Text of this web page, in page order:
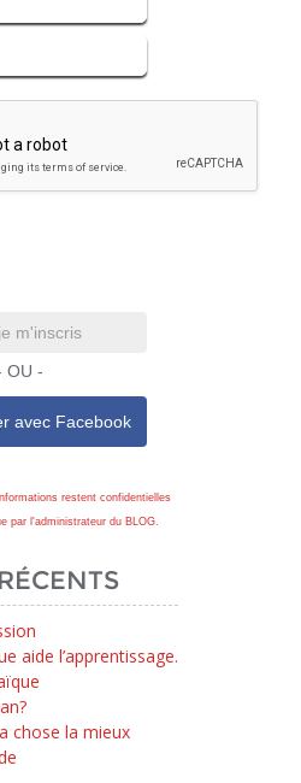
m'inscris
OU -
avec Facebook
restent confidentielles
par l'administrateur du BLOG.
aide l’apprentissage.
chose la mieux